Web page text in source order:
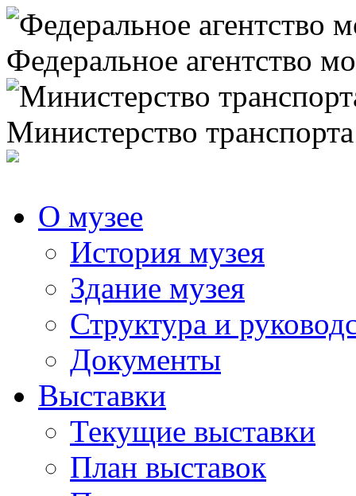
Федеральное агентство
Министерство
О музее
История музея
Здание музея
Структура и
Документы
Выставки
Текущие выставки
План выставок